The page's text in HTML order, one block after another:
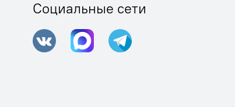
Социальные сети